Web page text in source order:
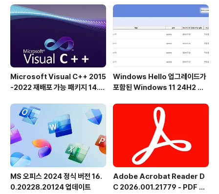
근 용이성에 초점을 맞춥니다. 자주 사용하는 모든 도구는
기본 창의 맨 위에 있는 도구 모음에 표시되지만 마우스 오
른쪽 버튼 클릭 상황에 맞는..
Microsoft Visual C++ 2015
-2022 재배포 가능 패키지 14.5
Windows Hello 업그레이드가
포함된 Windows 11 24H2 및
출시
MS 오피스 2024 정식 버전 16.
0.20228.20124 업데이트
Adobe Acrobat Reader D
C 2026.001.21779 - PDF 뷰